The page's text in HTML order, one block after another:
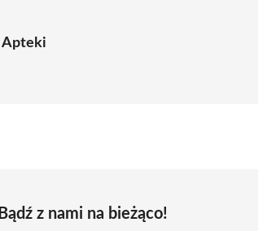
Apteki
Bądź z nami na bieżąco!